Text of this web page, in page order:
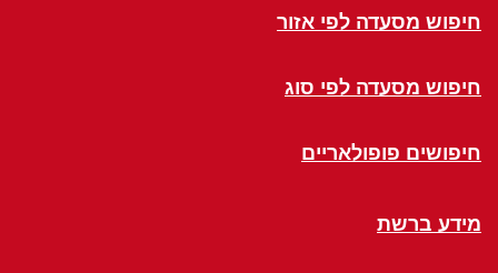
חיפוש מסעדה לפי אזור
חיפוש מסעדה לפי סוג
חיפושים פופולאריים
מידע ברשת